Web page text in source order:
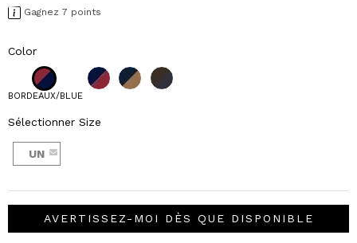
Gagnez 7 points
Color
BORDEAUX/BLUE
Sélectionner Size
UN
AVERTISSEZ-MOI DÈS QUE DISPONIBLE